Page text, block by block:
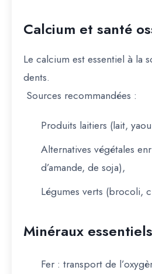
Calcium et santé
Le calcium est essentiel à la
dents.
Sources recommandées :
Produits laitiers (lait,
Alternatives végétales
d’amande, de soja),
Légumes verts (brocoli,
Minéraux
Fer : transport de